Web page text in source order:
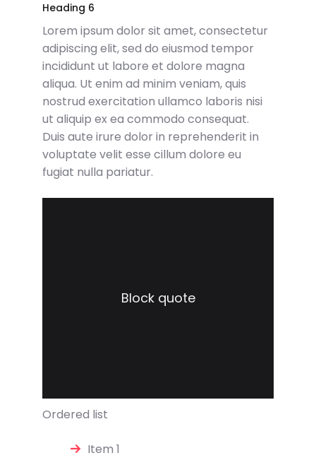
Heading 6
Lorem ipsum dolor sit amet, consectetur
adipiscing elit, sed do eiusmod tempor
incididunt ut labore et dolore magna
aliqua. Ut enim ad minim veniam, quis
nostrud exercitation ullamco laboris nisi
ut aliquip ex ea commodo consequat.
Duis aute irure dolor in reprehenderit in
voluptate velit esse cillum dolore eu
fugiat nulla pariatur.
Block quote
Ordered list
Item 1